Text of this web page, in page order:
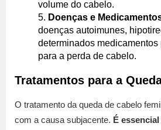
volume do cabelo.
Doenças e
doenças autoimunes,
determinados
para a perda de cabelo.
Tratamentos para a
O tratamento da queda de cabelo
com a causa subjacente. É